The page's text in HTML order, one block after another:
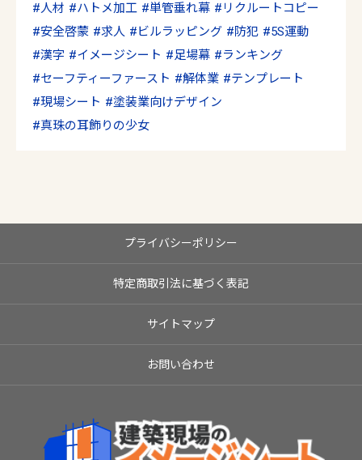
人材
ハトメ加工 単管垂れ幕
リクルートコピー
安全啓蒙
求人 ビルラッピング 防犯
5S運動
漢字
イメージシート 足場幕
ランキング
セーフティーファースト
解体業
テンプレート
現場シート
塗装業向けデザイン
真珠の耳飾りの少女
プライバシーポリシー
特定商取引法に基づく表記
サイトマップ
お問い合わせ